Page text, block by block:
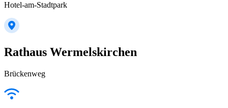
Hotel-am-Stadtpark
Rathaus Wermelskirchen
Brückenweg